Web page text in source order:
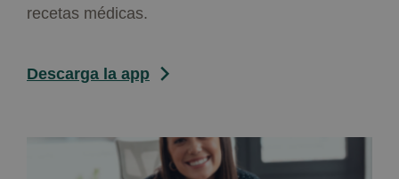
recetas médicas.
Descarga la app